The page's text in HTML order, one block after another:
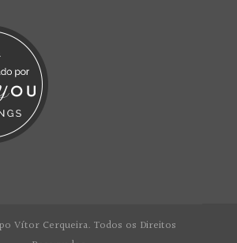
Vítor Cerqueira. Todos os Direitos